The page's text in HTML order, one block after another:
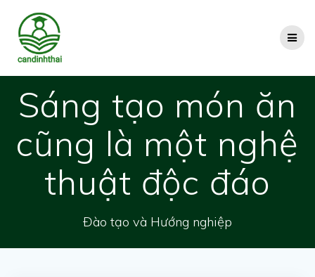
Sáng tạo món ăn
cũng là một nghệ
thuật độc đáo
Đào tạo và Hướng nghiệp